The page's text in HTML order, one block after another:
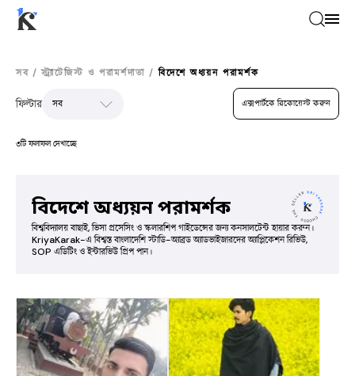
সব / স্ট্র্যাটেজিস্ট ও পরামর্শদাতা / বিদেশে অধ্যয়ন পরামর্শক
ফিল্টার এক্সপার্টকে রিকোয়েস্ট করুন
৩টি ফলাফল দেখাচ্ছে
বিদেশে অধ্যয়ন পরামর্শক
বিশ্ববিদ্যালয় বাছাই, ভিসা প্রসেসিং ও স্কলারশিপ গাইডেন্সের জন্য কনসালটেন্ট হায়ার করুন।
KriyaKarak-এ বিশ্বস্ত বাংলাদেশি স্টাডি-অ্যাব্রড অ্যাডভাইজারদের অ্যাপ্লিকেশন রিভিউ,
SOP এডিটিং ও ইন্টারভিউ প্রিপ পান।